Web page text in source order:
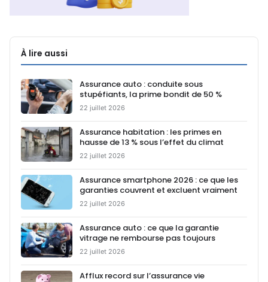
À lire aussi
Assurance auto : conduite sous
stupéfiants, la prime bondit de 50 %
22 juillet 2026
Assurance habitation : les primes en
hausse de 13 % sous l’effet du climat
22 juillet 2026
Assurance smartphone 2026 : ce que les
garanties couvrent et excluent vraiment
22 juillet 2026
Assurance auto : ce que la garantie
vitrage ne rembourse pas toujours
22 juillet 2026
Afflux record sur l’assurance vie